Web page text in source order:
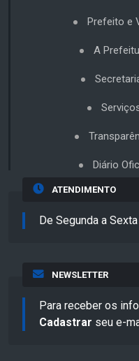
Prefeito e
A
Diário
ATENDIMENTO
De Segunda a
NEWSLETTER
Para receber os
Cadastrar seu e-